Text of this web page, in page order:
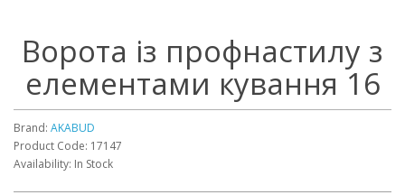
Ворота із профнастилу з
елементами кування 16
Brand: AKABUD
Product Code: 17147
Availability: In Stock